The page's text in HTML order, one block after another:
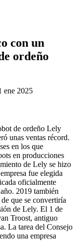
con un
ordeño
ene 2025
de ordeño Lely
unas ventas récord.
en los que
en producciones
de Lely se hizo
fue elegida
oficialmente
2019 también
que se convertiría
de Lely. El 1 de
Troost, antiguo
La tarea del Consejo
una empresa